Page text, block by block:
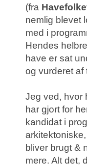
(fra
nemlig blevet
med i
Hendes
have er sat
og vurderet af
Jeg ved, hvor
har gjort for
kandidat i
bliver brugt &
mere. Alt det,